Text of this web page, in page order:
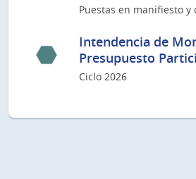
Puestas en manifiesto y
Intendencia de
Presupuesto
Ciclo 2026